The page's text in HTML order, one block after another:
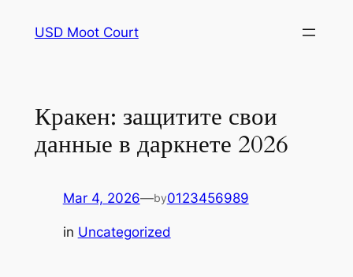
USD Moot Court
Кракен: защитите свои
данные в даркнете 2026
Mar 4, 2026—by0123456989
in Uncategorized